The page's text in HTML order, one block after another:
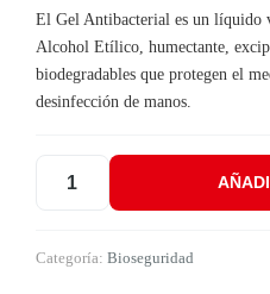
El Gel Antibacterial es un líquido
Alcohol Etílico, humectante,
biodegradables que protegen el
desinfección de manos.
Gel Antibacterial x 1 Litro
Categoría: Bioseguridad